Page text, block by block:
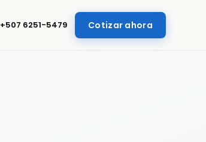
+507 6251-5479 Cotizar ahora